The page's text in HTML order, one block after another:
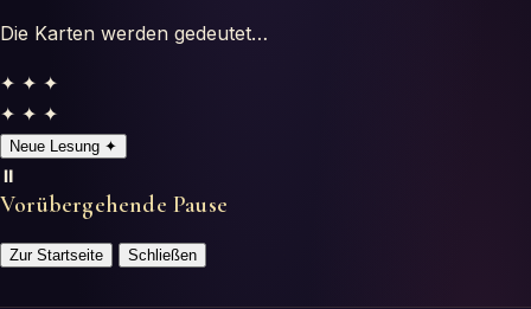
Die Karten werden gedeutet…
✦ ✦ ✦
✦ ✦ ✦
Neue Lesung ✦
⏸️
Vorübergehende Pause
Zur Startseite Schließen